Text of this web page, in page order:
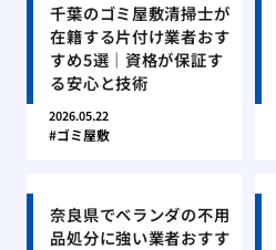
千葉のゴミ屋敷清掃士が
在籍する片付け業者おす
すめ5選｜資格が保証す
る安心と技術
2026.05.22
ゴミ屋敷
奈良県でベランダの不用
品処分に強い業者おすす